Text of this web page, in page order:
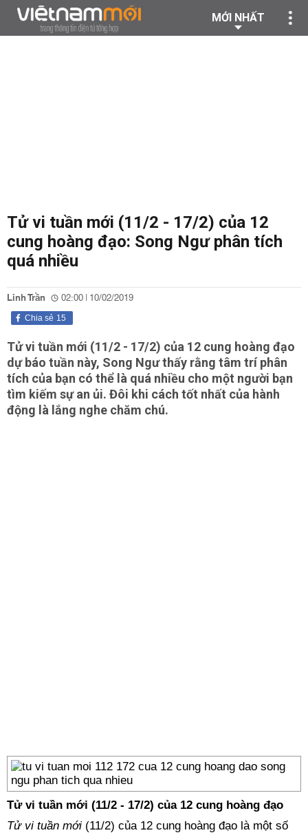
MỚI NHẤT
Tử vi tuần mới (11/2 - 17/2) của 12
cung hoàng đạo: Song Ngư phân tích
quá nhiều
Linh Trần 02:00 | 10/02/2019
15
Chia sẻ
Tử vi tuần mới (11/2 - 17/2) của 12 cung hoàng đạo
dự báo tuần này, Song Ngư thấy rằng tâm trí phân
tích của bạn có thể là quá nhiều cho một người bạn
tìm kiếm sự an ủi. Đôi khi cách tốt nhất của hành
động là lắng nghe chăm chú.
Tử vi tuần mới (11/2 - 17/2) của 12 cung hoàng đạo
Tử vi tuần mới (11/2) của 12 cung hoàng đạo là một số